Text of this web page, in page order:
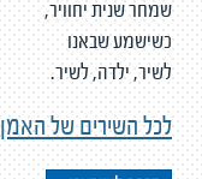
שמחר שנית יחוויר,
כשישמע שבאנו
לשיר, ילדה, לשיר.
לכל השירים של האמן